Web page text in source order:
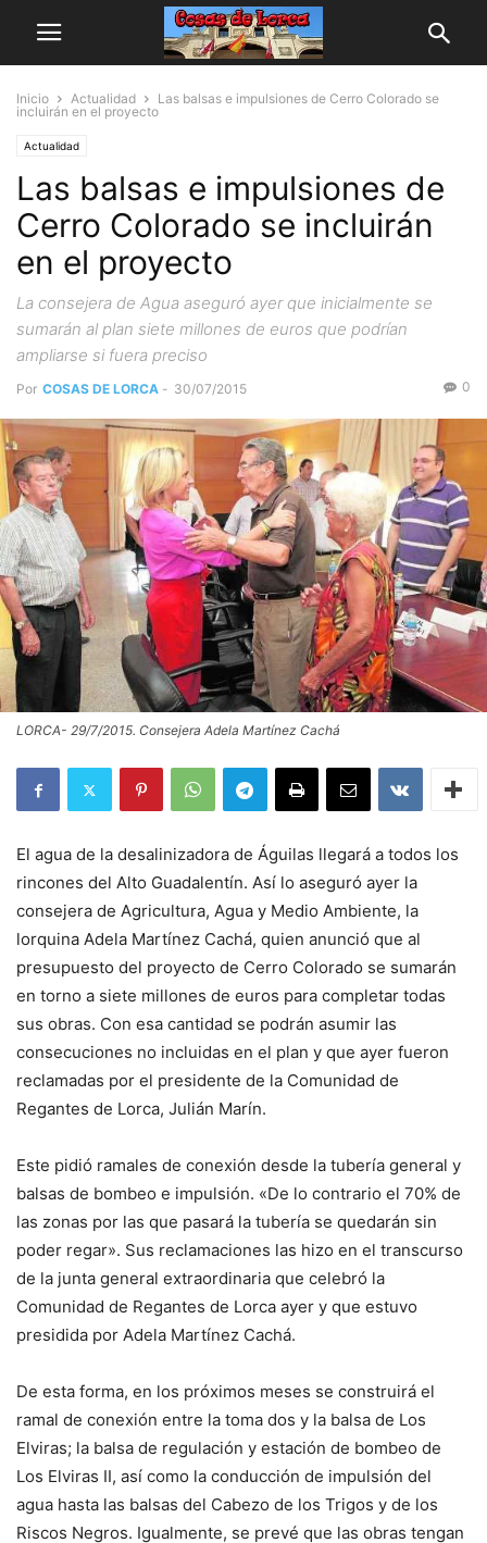
Inicio Actualidad
Las balsas e impulsiones de Cerro Colorado se
incluirán en el proyecto
Actualidad
Las balsas e impulsiones de
Cerro Colorado se incluirán
en el proyecto
La consejera de Agua aseguró ayer que inicialmente se
sumarán al plan siete millones de euros que podrían
ampliarse si fuera preciso
Por COSAS DE LORCA - 30/07/2015 0
LORCA- 29/7/2015. Consejera Adela Martínez Cachá
El agua de la desalinizadora de Águilas llegará a todos los
rincones del Alto Guadalentín. Así lo aseguró ayer la
consejera de Agricultura, Agua y Medio Ambiente, la
lorquina Adela Martínez Cachá, quien anunció que al
presupuesto del proyecto de Cerro Colorado se sumarán
en torno a siete millones de euros para completar todas
sus obras. Con esa cantidad se podrán asumir las
consecuciones no incluidas en el plan y que ayer fueron
reclamadas por el presidente de la Comunidad de
Regantes de Lorca, Julián Marín.
Este pidió ramales de conexión desde la tubería general y
balsas de bombeo e impulsión. «De lo contrario el 70% de
las zonas por las que pasará la tubería se quedarán sin
poder regar». Sus reclamaciones las hizo en el transcurso
de la junta general extraordinaria que celebró la
Comunidad de Regantes de Lorca ayer y que estuvo
presidida por Adela Martínez Cachá.
De esta forma, en los próximos meses se construirá el
ramal de conexión entre la toma dos y la balsa de Los
Elviras; la balsa de regulación y estación de bombeo de
Los Elviras II, así como la conducción de impulsión del
agua hasta las balsas del Cabezo de los Trigos y de los
Riscos Negros. Igualmente, se prevé que las obras tengan